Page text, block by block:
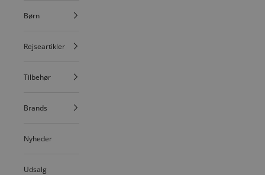
Børn
Rejseartikler
Tilbehør
Brands
Nyheder
Udsalg